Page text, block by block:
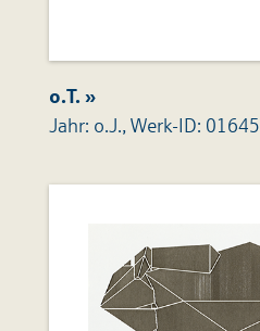
o.T. »
Jahr: o.J., Werk-ID: 01645